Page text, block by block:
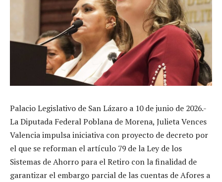
Palacio Legislativo de San Lázaro a 10 de junio de 2026.-
La Diputada Federal Poblana de Morena, Julieta Vences
Valencia impulsa iniciativa con proyecto de decreto por
el que se reforman el artículo 79 de la Ley de los
Sistemas de Ahorro para el Retiro con la finalidad de
garantizar el embargo parcial de las cuentas de Afores a